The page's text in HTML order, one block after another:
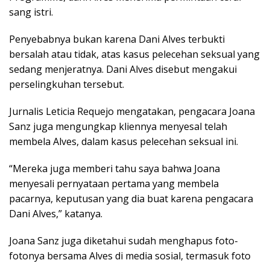
sang istri.
Penyebabnya bukan karena Dani Alves terbukti
bersalah atau tidak, atas kasus pelecehan seksual yang
sedang menjeratnya. Dani Alves disebut mengakui
perselingkuhan tersebut.
Jurnalis Leticia Requejo mengatakan, pengacara Joana
Sanz juga mengungkap kliennya menyesal telah
membela Alves, dalam kasus pelecehan seksual ini.
“Mereka juga memberi tahu saya bahwa Joana
menyesali pernyataan pertama yang membela
pacarnya, keputusan yang dia buat karena pengacara
Dani Alves,” katanya.
Joana Sanz juga diketahui sudah menghapus foto-
fotonya bersama Alves di media sosial, termasuk foto